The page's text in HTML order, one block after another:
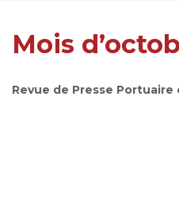
Mois
Revue de Presse Portuaire